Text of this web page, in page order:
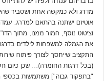
מדרג ולא כמקשה אחת ושסביר
אוטיזם ישתנה בהתאם למדרג.
וציטוט נוסף, חמור ממנו, מתוך
את הגמלה למשפחות לילדים
התקציב שייחסך לצורך פיתוח
(בכל דרגות החומרה)… שכן כיום
"בתפקוד גבוה"] משתמשות בכספי